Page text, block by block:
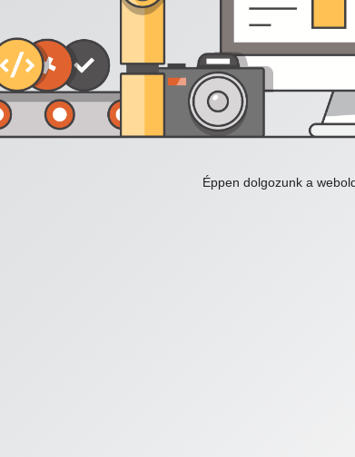
Éppen dolgozunk a